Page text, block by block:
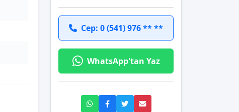
Cep: 0 (541) 976 ** **
WhatsApp'tan Yaz